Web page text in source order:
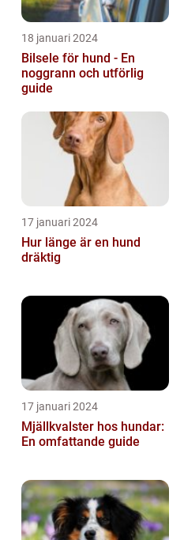
18 januari 2024
Bilsele för hund - En
noggrann och utförlig
guide
17 januari 2024
Hur länge är en hund
dräktig
17 januari 2024
Mjällkvalster hos hundar:
En omfattande guide